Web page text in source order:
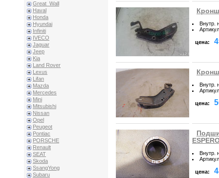
Great_Wall
Haval
Honda
Hyundai
Infiniti
IVECO
Jaguar
Jeep
Kia
Land Rover
Lexus
Lifan
Mazda
Mercedes
Mini
Mitsubishi
Nissan
Opel
Peugeot
Pontiac
PORSCHE
Renault
SEAT
Skoda
SsangYong
Subaru
Внутр.
Артикул
цена:
Внутр.
Артикул
цена:
Внутр.
Артикул
цена: